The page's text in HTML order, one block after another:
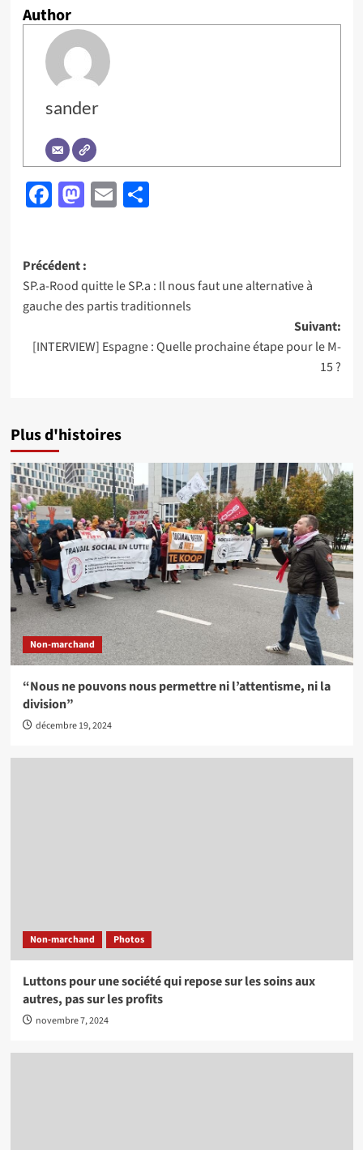
Author
sander
Facebook
Mastodon
EmailPartager
Navigation
d’article
Précédent :
SP.a-Rood quitte le SP.a : Il nous faut une alternative à
gauche des partis traditionnels
Suivant:
[INTERVIEW] Espagne : Quelle prochaine étape pour le M-
15 ?
Plus d'histoires
Non-marchand
“Nous ne pouvons nous permettre ni l’attentisme, ni la
division”
décembre 19, 2024
Non-marchand Photos
Luttons pour une société qui repose sur les soins aux
autres, pas sur les profits
novembre 7, 2024